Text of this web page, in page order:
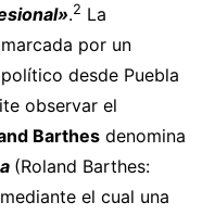
.2 La
por un
desde Puebla
observar el
Barthesdenomina
(Roland Barthes:
el cual una